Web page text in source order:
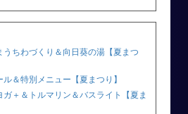
うちわづくり＆向日葵の湯【夏まつ
ル＆特別メニュー【夏まつり】
ガ＋＆トルマリン＆バスライト【夏ま